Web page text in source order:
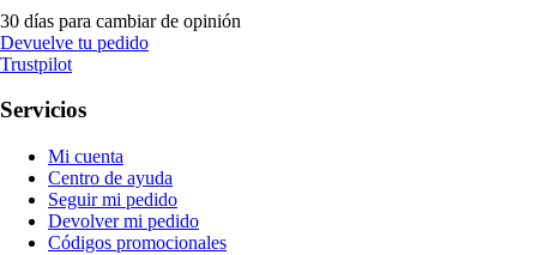
30 días para cambiar de opinión
Devuelve tu pedido
Trustpilot
Servicios
Mi cuenta
Centro de ayuda
Seguir mi pedido
Devolver mi pedido
Códigos promocionales